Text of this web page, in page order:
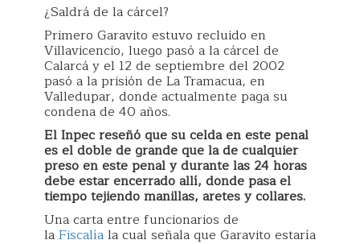
¿Saldrá de la cárcel?
Primero Garavito estuvo recluido en
Villavicencio, luego pasó a la cárcel de
Calarcá y el 12 de septiembre del 2002
pasó a la prisión de La Tramacua, en
Valledupar, donde actualmente paga su
condena de 40 años.
El Inpec reseñó que su celda en este penal
es el doble de grande que la de cualquier
preso en este penal y durante las 24 horas
debe estar encerrado allí, donde pasa el
tiempo tejiendo manillas, aretes y collares.
Una carta entre funcionarios de
laFiscalíala cual señala que Garavito estaría